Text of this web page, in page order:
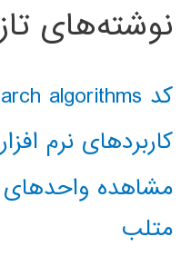
نوشته‌های
کد classical AI search algorithms
کاربردهای نرم
مشاهده واحدهای
متلب